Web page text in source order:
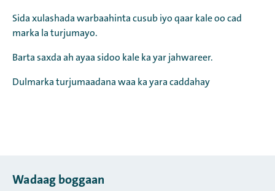
Sida xulashada warbaahinta cusub iyo qaar kale oo cad
marka la turjumayo.
Barta saxda ah ayaa sidoo kale ka yar jahwareer.
Dulmarka turjumaadana waa ka yara caddahay
Wadaag boggaan